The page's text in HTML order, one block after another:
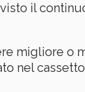
il
migliore o
nel